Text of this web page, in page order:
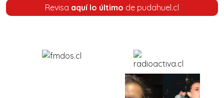
Revisa aquí lo último de pudahuel.cl